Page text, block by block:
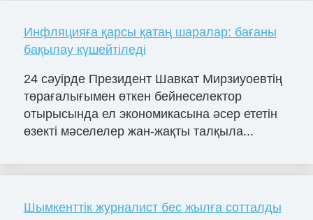
Инфляцияға қарсы қатаң шаралар: бағаны
бақылау күшейтіледі
24 сәуірде Президент Шавкат Мирзиyоевтің
төрағалығымен өткен бейнеселектор
отырысында ел экономикасына әсер ететін
өзекті мәселелер жан-жақты талқыла...
Шымкенттік журналист бес жылға сотталды